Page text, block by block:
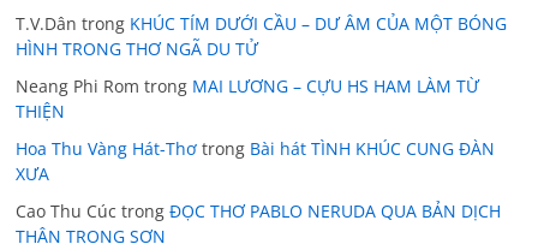
T.V.Dân trong KHÚC TÍM DƯỚI CẦU – DƯ ÂM CỦA MỘT BÓNG
HÌNH TRONG THƠ NGÃ DU TỬ
Neang Phi Rom trong MAI LƯƠNG – CỰU HS HAM LÀM TỪ
THIỆN
Hoa Thu Vàng Hát-Thơ trong Bài hát TÌNH KHÚC CUNG ĐÀN
XƯA
Cao Thu Cúc trongĐỌC THƠ PABLO NERUDA QUA BẢN DỊCH
THÂN TRONG SƠN